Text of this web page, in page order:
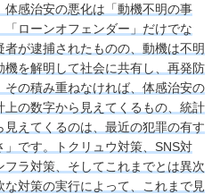
感治安の悪化は「動機不明の事
ローンオフェンダー」だけでな
が逮捕されたものの、動機は不明
を解明して社会に共有し、再発防
その積み重ねなければ、体感治安の
の数字から見えてくるもの、統計
見えてくるのは、最近の犯罪の有す
です。トクリュウ対策、SNS対
ラ対策、そしてこれまでとは異次
対策の実行によって、これまで見